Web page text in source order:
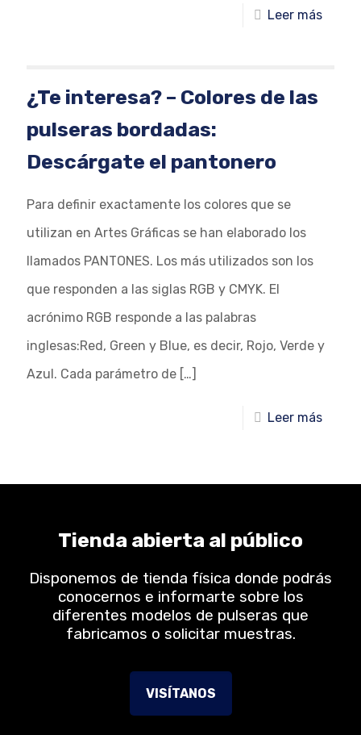
Leer más
¿Te interesa? – Colores de las
pulseras bordadas:
Descárgate el pantonero
Para definir exactamente los colores que se
utilizan en Artes Gráficas se han elaborado los
llamados PANTONES. Los más utilizados son los
que responden a las siglas RGB y CMYK. El
acrónimo RGB responde a las palabras
inglesas:Red, Green y Blue, es decir, Rojo, Verde y
Azul. Cada parámetro de […]
Leer más
Tienda abierta al público
Disponemos de tienda física donde podrás
conocernos e informarte sobre los
diferentes modelos de pulseras que
fabricamos o solicitar muestras.
VISÍTANOS